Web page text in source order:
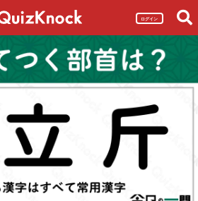
ログイン